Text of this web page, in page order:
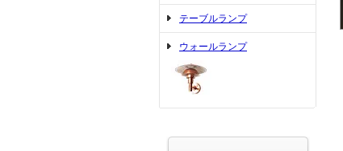
テーブルランプ
ウォールランプ